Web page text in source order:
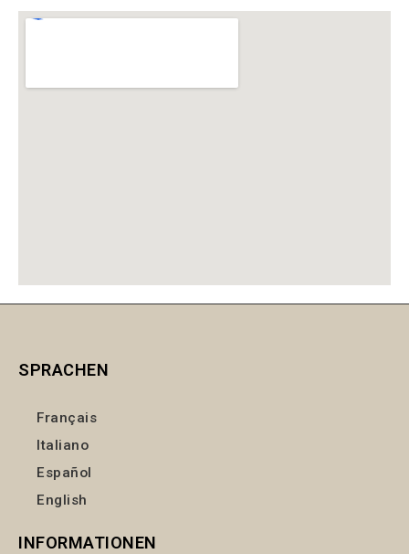
SPRACHEN
Français
Italiano
Español
English
INFORMATIONEN